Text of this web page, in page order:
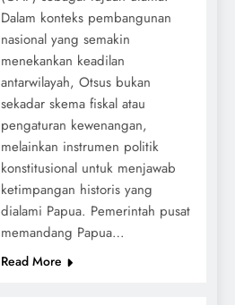
Dalam konteks pembangunan
nasional yang semakin
menekankan keadilan
antarwilayah, Otsus bukan
sekadar skema fiskal atau
pengaturan kewenangan,
melainkan instrumen politik
konstitusional untuk menjawab
ketimpangan historis yang
dialami Papua. Pemerintah pusat
memandang Papua…
Read More